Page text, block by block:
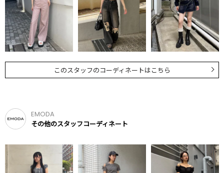
このスタッフのコーディネートはこちら
EMODA
その他のスタッフコーディネート